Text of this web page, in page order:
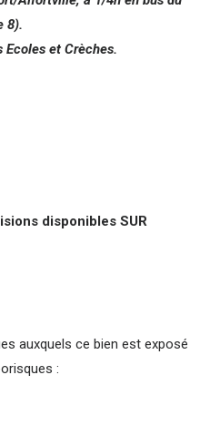
8).
et Crèches.
disponibles SUR
auxquels ce bien est exposé
: